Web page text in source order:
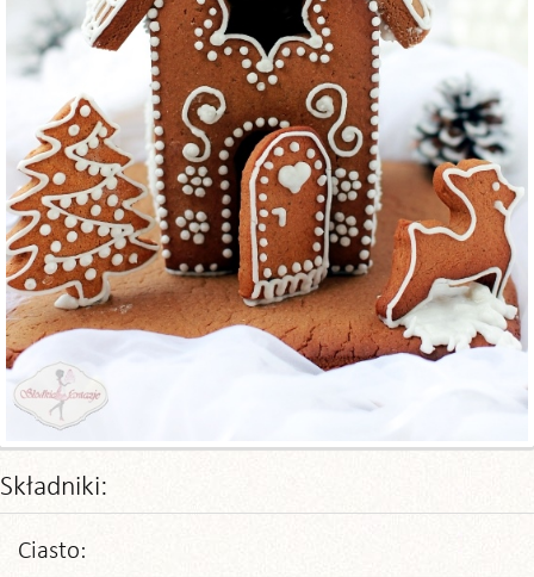
Składniki:
Ciasto: